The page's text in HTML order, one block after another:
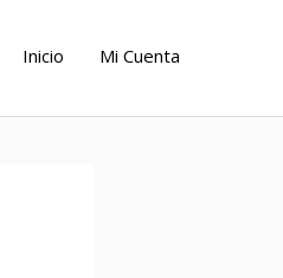
Inicio Mi Cuenta